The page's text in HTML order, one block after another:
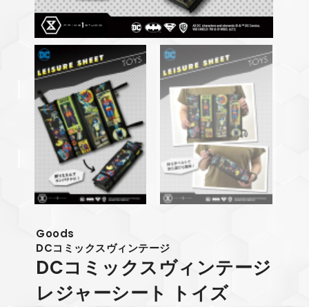
Goods
DCコミックスヴィンテージ
DCコミックスヴィンテージ
レジャーシート トイズ